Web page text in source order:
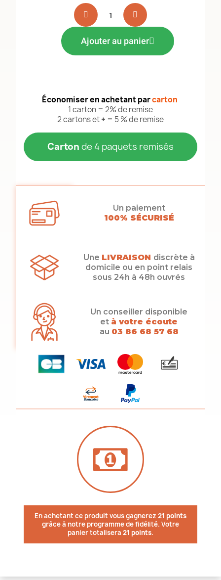
Ajouter au panier
Économiser en achetant parcarton
1 carton = 2% de remise
2 cartons et+ = 5 % de remise
Carton de 4 paquets remisés
Un paiement
100% SÉCURISÉ
Une LIVRAISON discrète à
domicile ou en point relais
sous 24h à 48h ouvrés
Un conseiller disponible
et à votre écoute
au 03 86 68 57 68
En achetant ce produit vous gagnerez 21 points
grâce à notre programme de fidélité. Votre
panier totalisera 21 points.